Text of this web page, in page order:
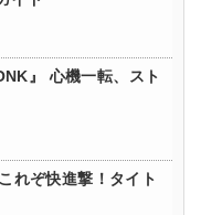
』 心機一転、スト
れぞ快進撃！タイト